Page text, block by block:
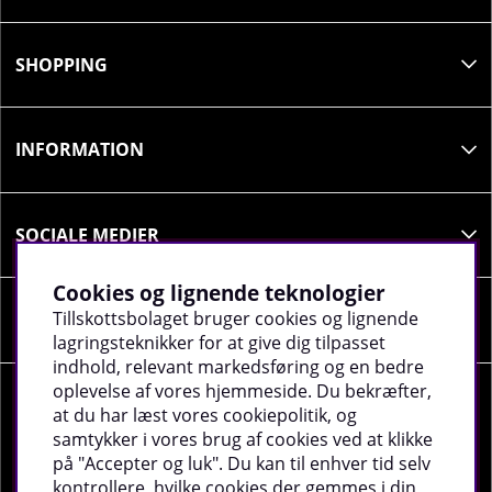
SHOPPING
INFORMATION
SOCIALE MEDIER
VIRKSOMHEDSOPLYSNINGER
©2026 tillskottsbolaget.dk. Vi bruger cookies -Læs
Cookies og lignende teknologier
Tillskottsbolaget bruger cookies og lignende
lagringsteknikker for at give dig tilpasset
indhold, relevant markedsføring og en bedre
oplevelse af vores hjemmeside. Du bekræfter,
at du har læst vores cookiepolitik, og
samtykker i vores brug af cookies ved at klikke
på "Accepter og luk". Du kan til enhver tid selv